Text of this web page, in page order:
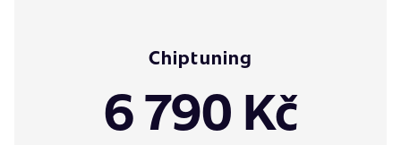
Chiptuning
6 790 Kč